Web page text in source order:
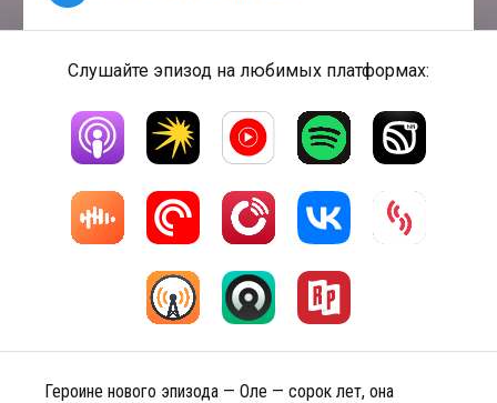
Слушайте эпизод на любимых платформах:
Героине нового эпизода — Оле — сорок лет, она